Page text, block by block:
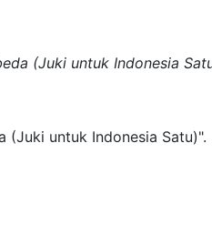
(Juki untuk Indonesia
(Juki untuk Indonesia Satu)".